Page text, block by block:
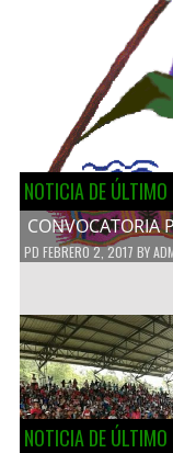
NOTICIA DE
CONVOCATORIA
PD FEBRERO 2, 2017 BY
NOTICIA DE